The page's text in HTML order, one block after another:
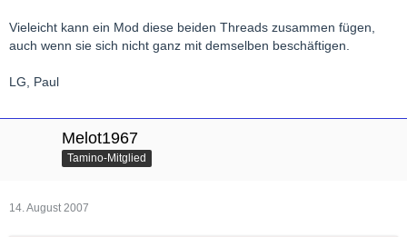
Vieleicht kann ein Mod diese beiden Threads zusammen fügen,
auch wenn sie sich nicht ganz mit demselben beschäftigen.
LG, Paul
Melot1967
Tamino-Mitglied
14. August 2007